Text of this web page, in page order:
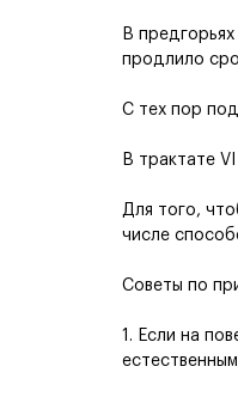
В
продлило
С тех пор
В трактате
Для того,
числе
Советы по
1. Если на